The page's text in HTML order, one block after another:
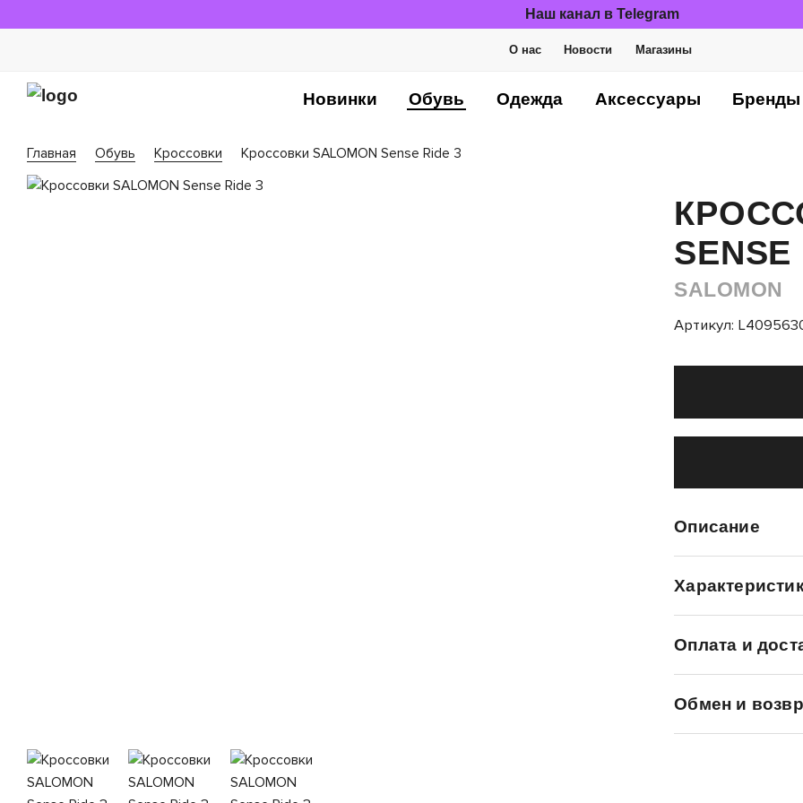
Наш канал в Telegram
О нас Новости Магазины
Новинки Обувь Одежда Аксессуары Бренды
Главная Обувь Кроссовки Кроссовки SALOMON Sense Ride 3
SENSE
SALOMON
Артикул:
Описание
Оплата и
Обмен и